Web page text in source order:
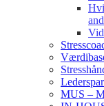
MUS –